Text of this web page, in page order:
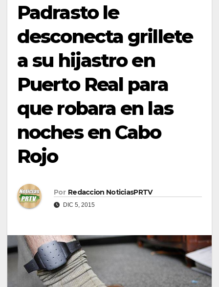
Padrasto le
desconecta grillete
a su hijastro en
Puerto Real para
que robara en las
noches en Cabo
Rojo
Por Redaccion NoticiasPRTV
DIC 5, 2015